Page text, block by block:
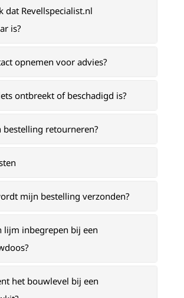
dat Revellspecialist.nl
is?
opnemen voor advies?
ontbreekt of beschadigd is?
bestelling retourneren?
mijn bestelling verzonden?
lijm inbegrepen bij een
het bouwlevel bij een